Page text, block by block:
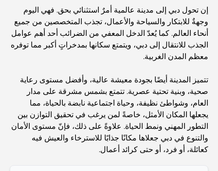
Abu Dhabi vs Dubai: A Practical Comparison for
Investors and Residents
Best Schools in Downtown Dubai: A Guide for
أشياء يمكنك القيام بها في دبي خلال فصل الصيف: دليلك الأمثل
للتغلب على الحرارة
أفضل الهدايا الفاخرة للرجال: أفكار هدايا مميزة وخالدة
إن تحول دبي إلى مدينة عالمية أمرٌ استثنائي بحق. فهي اليوم
وجهةٌ للابتكار والسياحة والأعمال، تجذب المتخصصين من جميع
أنحاء العالم. كما يُعدّ الدخل المعفي من الضرائب أحد أهم عوامل
الجذب للانتقال إلى دبي، ويتمتع سكانها بمدخراتٍ أكبر مما توفره
معظم المدن الغربية.
تتميز المدينة أيضًا بجودة معيشة عالية، وأفضل مستوى رعاية
صحية، وبنية تحتية عصرية. تتمتع بشمس مشرقة على مدار
العام، وشواطئ نظيفة، وحياة اجتماعية نابضة بالحياة، مما
يجعلها المكان الأمثل، خاصةً لمن يرغب في تحقيق التوازن بين
التطور المهني ونمط الحياة. علاوةً على ذلك، فإنّ مستوى الأمان
والتنوع في دبي جعلاها مكانًا جذابًا للاسترخاء والعيش فيه
كعائلة، أو فرد، أو حتى كرائد أعمال.